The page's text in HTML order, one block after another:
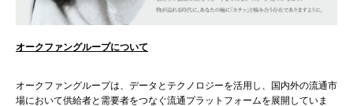
オークファングループについて
オークファングループは、データとテクノロジーを活用し、国内外の流通市
場において供給者と需要者をつなぐ流通プラットフォームを展開していま